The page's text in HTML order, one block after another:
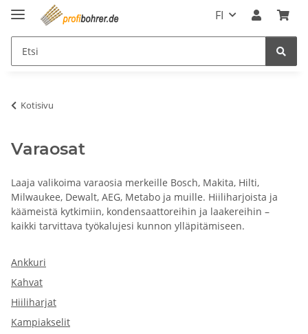
FI
Kotisivu
Varaosat
Laaja valikoima varaosia merkeille Bosch, Makita, Hilti,
Milwaukee, Dewalt, AEG, Metabo ja muille. Hiiliharjoista ja
käämeistä kytkimiin, kondensaattoreihin ja laakereihin –
kaikki tarvittava työkalujesi kunnon ylläpitämiseen.
Ankkuri
Kahvat
Hiiliharjat
Kampiakselit